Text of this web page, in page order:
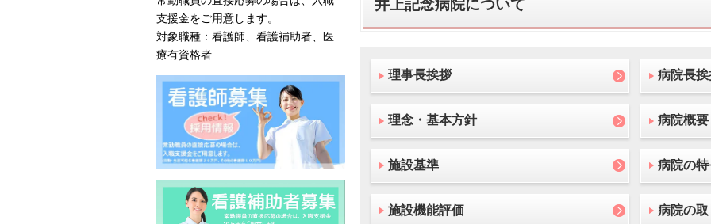
井上記念病院について
理事長挨拶 病院長挨
理念・基本方針 病院概要
施設基準 病院の特
施設機能評価 病院の
支援金をご用意します。
対象職種：看護師、看護補助者、医
療有資格者